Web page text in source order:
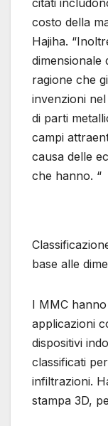
citati
costo della
Hajiha.
dimensionale
ragione che
invenzioni
di parti
campi
causa delle
che hanno. “
base alle
I MMC
applicazioni
dispositivi
classificati
infiltrazioni.
stampa 3D,